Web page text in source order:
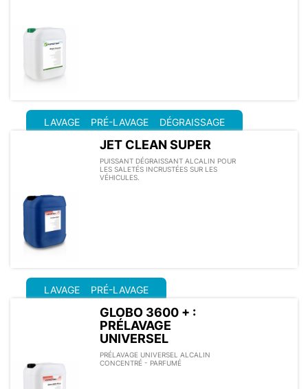
LAVAGE PRÉ-LAVAGE DÉGRAISSAGE
JET CLEAN SUPER
PUISSANT DÉGRAISSANT ALCALIN POUR
LES SALETÉS INCRUSTÉES SUR LES
VÉHICULES.
LAVAGE PRÉ-LAVAGE
GLOBO 3600 + :
PRÉLAVAGE
UNIVERSEL
PRÉLAVAGE UNIVERSEL ALCALIN
CONCENTRÉ - PARFUMÉ